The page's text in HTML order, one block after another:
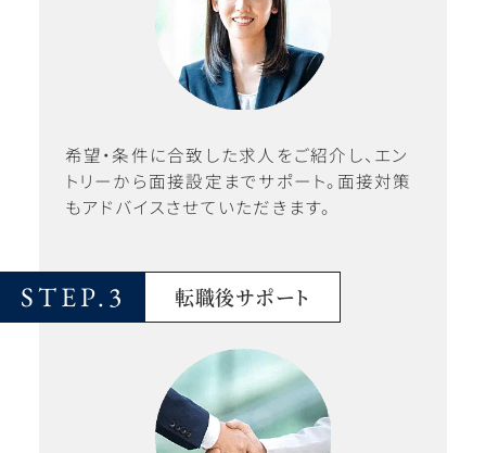
希望・条件に合致した求人をご紹介し、エン
トリーから面接設定までサポート。面接対策
もアドバイスさせていただきます。
STEP.3 転職後サポート